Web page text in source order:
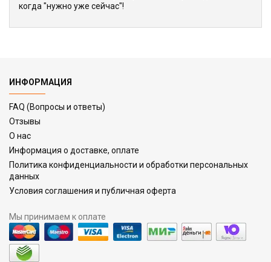
когда "нужно уже сейчас"!
ИНФОРМАЦИЯ
FAQ (Вопросы и ответы)
Отзывы
О нас
Информация о доставке, оплате
Политика конфиденциальности и обработки персональных
данных
Условия соглашения и публичная оферта
Мы принимаем к оплате